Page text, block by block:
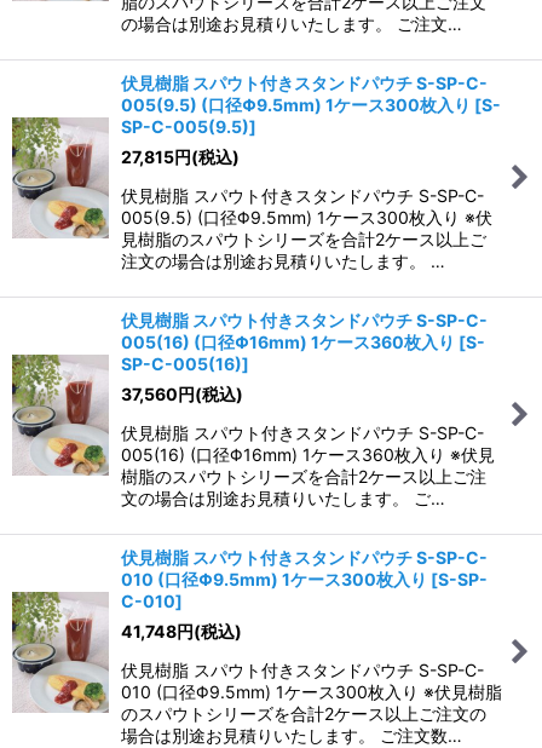
の場合は別途お見積りいたします。 ご注文…
伏見樹脂 スパウト付きスタンドパウチ S-SP-C-
005(9.5) (口径Φ9.5mm) 1ケース300枚入り [S-
SP-C-005(9.5)]
27,815円(税込)
伏見樹脂 スパウト付きスタンドパウチ S-SP-C-
005(9.5) (口径Φ9.5mm) 1ケース300枚入り ※伏
見樹脂のスパウトシリーズを合計2ケース以上ご
注文の場合は別途お見積りいたします。 …
伏見樹脂 スパウト付きスタンドパウチ S-SP-C-
005(16) (口径Φ16mm) 1ケース360枚入り [S-
SP-C-005(16)]
37,560円(税込)
伏見樹脂 スパウト付きスタンドパウチ S-SP-C-
005(16) (口径Φ16mm) 1ケース360枚入り ※伏見
樹脂のスパウトシリーズを合計2ケース以上ご注
文の場合は別途お見積りいたします。 ご…
伏見樹脂 スパウト付きスタンドパウチ S-SP-C-
010 (口径Φ9.5mm) 1ケース300枚入り [S-SP-
C-010]
41,748円(税込)
伏見樹脂 スパウト付きスタンドパウチ S-SP-C-
010 (口径Φ9.5mm) 1ケース300枚入り ※伏見樹脂
のスパウトシリーズを合計2ケース以上ご注文の
場合は別途お見積りいたします。 ご注文数…